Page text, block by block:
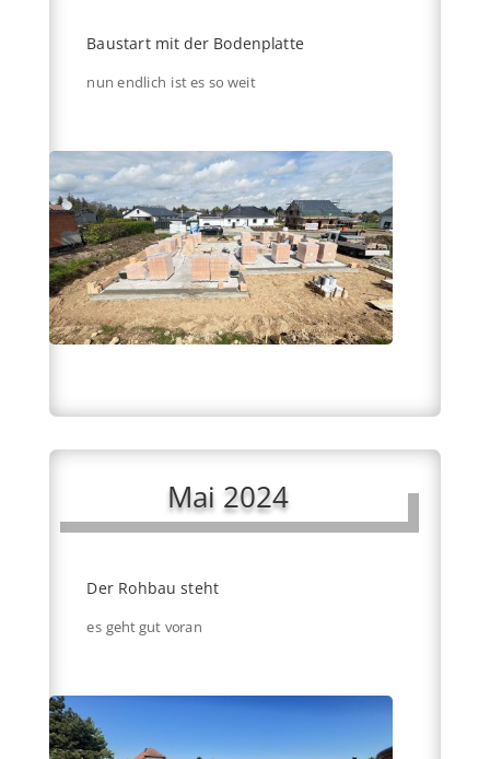
Baustart mit der Bodenplatte
nun endlich ist es so weit
Mai 2024
Der Rohbau steht
es geht gut voran